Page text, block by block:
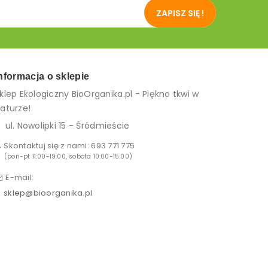
ZAPISZ SIĘ !
o sklepie
Ekologiczny BioOrganika.pl - Piękno tkwi w
ul. Nowolipki 15 - Śródmieście
Skontaktuj się z nami:693 771 775
(pon-pt 11:00-19:00, sobota 10:00-15:00)
E-mail:
sklep@bioorganika.pl